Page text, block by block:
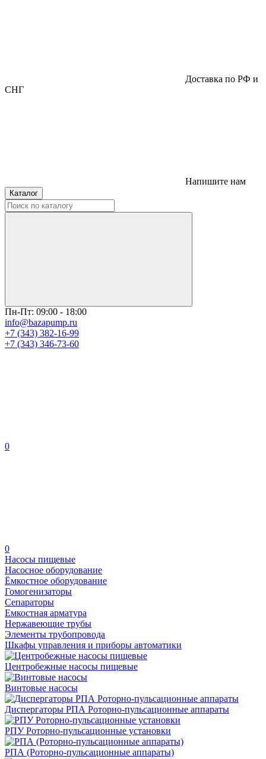
Доставка по РФ и
СНГ
Напишите нам
Каталог
Пн-Пт: 09:00 - 18:00
info@bazapump.ru
+7 (343) 382-16-99
+7 (343) 346-73-‬60
0
0
Насосы пищевые
Насосное оборудование
Ёмкостное оборудование
Гомогенизаторы
Сепараторы
Емкостная арматура
Нержавеющие трубы
Элементы трубопровода
Шкафы управления и приборы автоматики
Центробежные насосы пищевые
Винтовые насосы
Диспергаторы РПА Роторно-пульсационные аппараты
РПУ Роторно-пульсационные установки
РПА (Роторно-пульсационные аппараты)